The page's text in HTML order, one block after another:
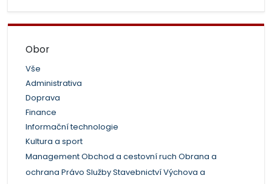
Obor
Vše
Administrativa
Doprava
Finance
Informační technologie
Kultura a sport
ManagementObchod a cestovní ruch Obrana a
ochrana Právo SlužbyStavebnictvíVýchova a